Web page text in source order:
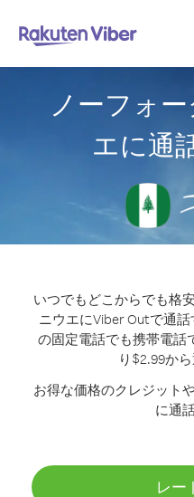
ノーフォ
エに通
いつでもどこからでも格
ニウエにViber Outで通話
の固定電話でも携帯電話
り$2.99か
お得な価格のクレジット
に通
レー